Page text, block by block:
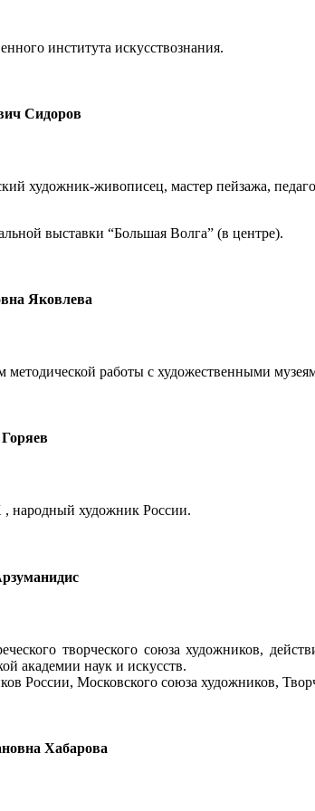
института искусствознания.
Сидоров
художник-живописец, мастер пейзажа,
выставки “Большая Волга” (в центре).
Яковлева
методической работы с художественными
народный художник России.
творческого союза художников,
академии наук и искусств.
России, Московского союза художников,
Хабарова